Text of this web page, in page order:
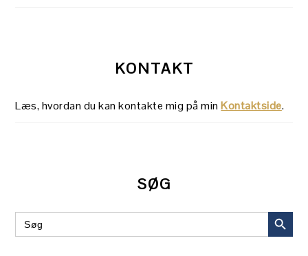
KONTAKT
Læs, hvordan du kan kontakte mig på minKontaktside.
SØG
Search
for:
SEARCH